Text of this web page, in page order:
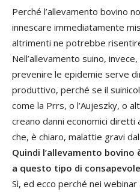
Perché l’allevamento bovino
innescare immediatamente
altrimenti ne potrebbe
Nell’allevamento suino,
prevenire le epidemie serve
produttivo, perché se il
come la Prrs, o l’Aujeszky, o
creano danni economici diretti
che, è chiaro, malattie gravi
Quindi l’allevamento
a questo tipo di
Sì, ed ecco perché nei